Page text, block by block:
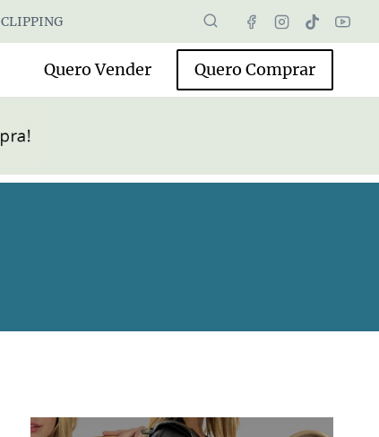
CLIPPING
Quero Vender Quero Comprar